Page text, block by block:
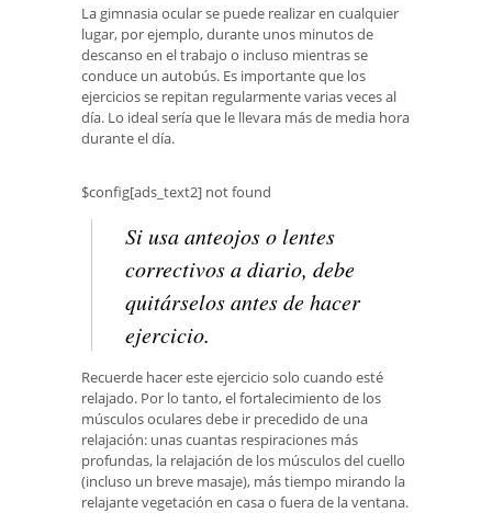
La gimnasia ocular se puede realizar en cualquier
lugar, por ejemplo, durante unos minutos de
descanso en el trabajo o incluso mientras se
conduce un autobús. Es importante que los
ejercicios se repitan regularmente varias veces al
día. Lo ideal sería que le llevara más de media hora
durante el día.
$config[ads_text2] not found
Si usa anteojos o lentes
correctivos a diario, debe
quitárselos antes de hacer
ejercicio.
Recuerde hacer este ejercicio solo cuando esté
relajado. Por lo tanto, el fortalecimiento de los
músculos oculares debe ir precedido de una
relajación: unas cuantas respiraciones más
profundas, la relajación de los músculos del cuello
(incluso un breve masaje), más tiempo mirando la
relajante vegetación en casa o fuera de la ventana.